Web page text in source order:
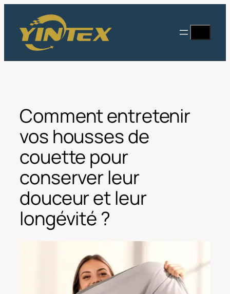
contenu
Comment entretenir
vos housses de
couette pour
conserver leur
douceur et leur
longévité ?